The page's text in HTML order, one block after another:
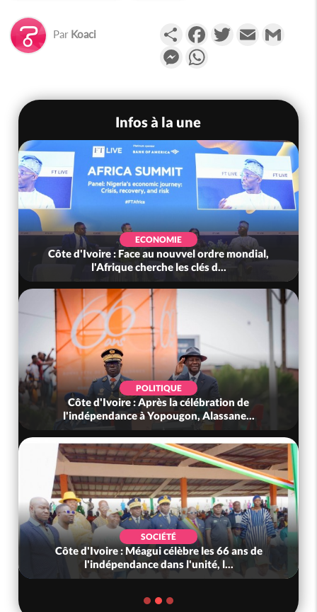
Par Koaci PartagerFacebookTwitterEmail
Messenger
Infos à la une
ECONOMIE
Côte d'Ivoire : Face au nouvvel ordre mondial,
l'Afrique cherche les clés d...
POLITIQUE
Côte d'Ivoire : Après la célébration de
l'indépendance à Yopougon, Alassane...
SOCIÉTÉ
Côte d'Ivoire : Méagui célèbre les 66 ans de
l'indépendance dans l'unité, l...